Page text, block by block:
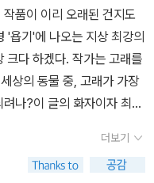
그리고 죽음만이 결과로 기
브를 '관찰'한다.이 소설에
. 그가 이스마엘로서 자신
것도 아닌' 방랑자가 되었
터벅을 퀴퀘그를 그리고 그
.고래의 분류와 신체 각 부
온갖 지식과 고래의 어장,
이었는지도 모르겠네요. 앞
>은 복수심에 불타는 포경
다로 떠나, 모비 딕과 사투
는 생물은 지구 상에서 가
혹은 괴물로 여겨져 왔습
해 고래에 관한 역사를 한 차
가 어떤 존재이며, 생태는
품이 이리 오래된 건지도
'욥기'에 나오는 지상 최강의
크다 하겠다. 작가는 고래를
상의 동물 중, 고래가 가장
나?​이 글의 화자이자 최후
버리고 혈액순환을 조절하
라 한다. 한편으로는 '엄
더보기